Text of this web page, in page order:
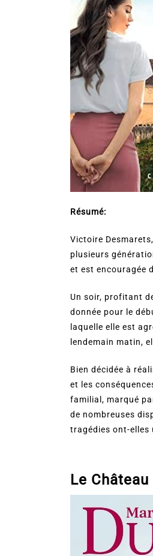
Résumé:
Victoire
plusieurs
et est encouragée
Un soir, profitant
donnée pour le
laquelle elle est
lendemain matin,
Bien décidée à
et les
familial, marqué
de nombreuses
tragédies ont-elles
Le